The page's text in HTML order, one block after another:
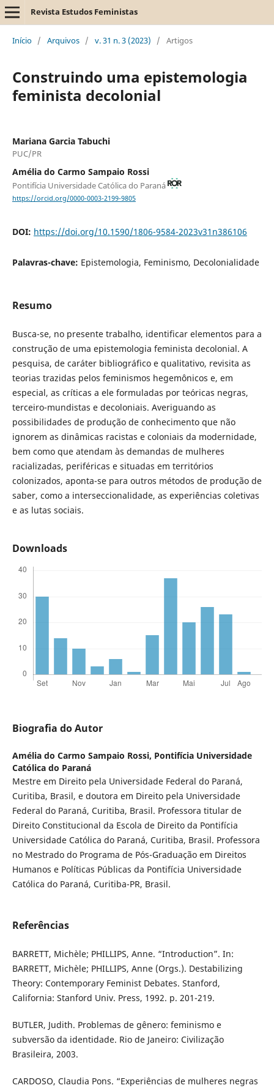
Revista Estudos Feministas
Início / Arquivos / v. 31 n. 3 (2023) / Artigos
Construindo uma epistemologia
feminista decolonial
Mariana Garcia Tabuchi
PUC/PR
Amélia do Carmo Sampaio Rossi
Pontifícia Universidade Católica do Paraná
https://orcid.org/0000-0003-2199-9805
DOI: https://doi.org/10.1590/1806-9584-2023v31n386106
Palavras-chave: Epistemologia, Feminismo, Decolonialidade
Resumo
Busca-se, no presente trabalho, identificar elementos para a
construção de uma epistemologia feminista decolonial. A
pesquisa, de caráter bibliográfico e qualitativo, revisita as
teorias trazidas pelos feminismos hegemônicos e, em
especial, as críticas a ele formuladas por teóricas negras,
terceiro-mundistas e decoloniais. Averiguando as
possibilidades de produção de conhecimento que não
ignorem as dinâmicas racistas e coloniais da modernidade,
bem como que atendam às demandas de mulheres
racializadas, periféricas e situadas em territórios
colonizados, aponta-se para outros métodos de produção de
saber, como a interseccionalidade, as experiências coletivas
e as lutas sociais.
Downloads
Biografia do Autor
Amélia do Carmo Sampaio Rossi, Pontifícia Universidade
Católica do Paraná
Mestre em Direito pela Universidade Federal do Paraná,
Curitiba, Brasil, e doutora em Direito pela Universidade
Federal do Paraná, Curitiba, Brasil. Professora titular de
Direito Constitucional da Escola de Direito da Pontifícia
Universidade Católica do Paraná, Curitiba, Brasil. Professora
no Mestrado do Programa de Pós-Graduação em Direitos
Humanos e Políticas Públicas da Pontifícia Universidade
Católica do Paraná, Curitiba-PR, Brasil.
Referências
BARRETT, Michèle; PHILLIPS, Anne. “Introduction”. In:
BARRETT, Michèle; PHILLIPS, Anne (Orgs.). Destabilizing
Theory: Contemporary Feminist Debates. Stanford,
California: Stanford Univ. Press, 1992. p. 201-219.
BUTLER, Judith. Problemas de gênero: feminismo e
subversão da identidade. Rio de Janeiro: Civilização
Brasileira, 2003.
CARDOSO, Claudia Pons. “Experiências de mulheres negras